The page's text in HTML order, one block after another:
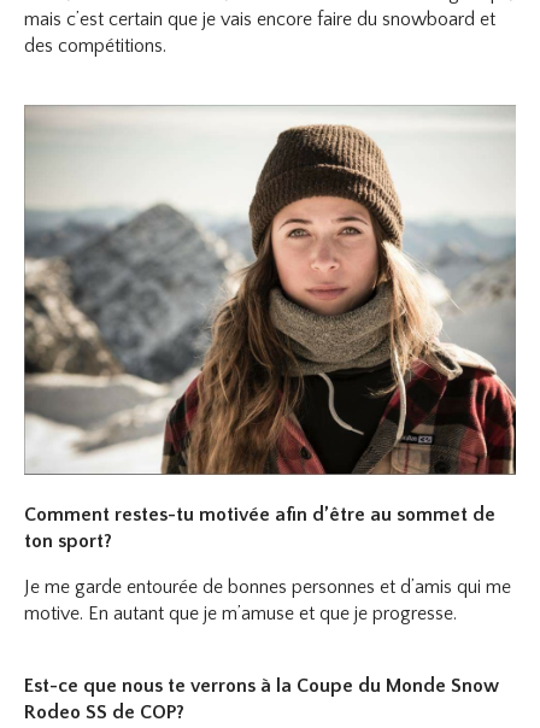
mais c’est certain que je vais encore faire du snowboard et
des compétitions.
Comment restes-tu motivée afin d’être au sommet de
ton sport?
Je me garde entourée de bonnes personnes et d’amis qui me
motive. En autant que je m’amuse et que je progresse.
Est-ce que nous te verrons à la Coupe du Monde Snow
Rodeo SS de COP?